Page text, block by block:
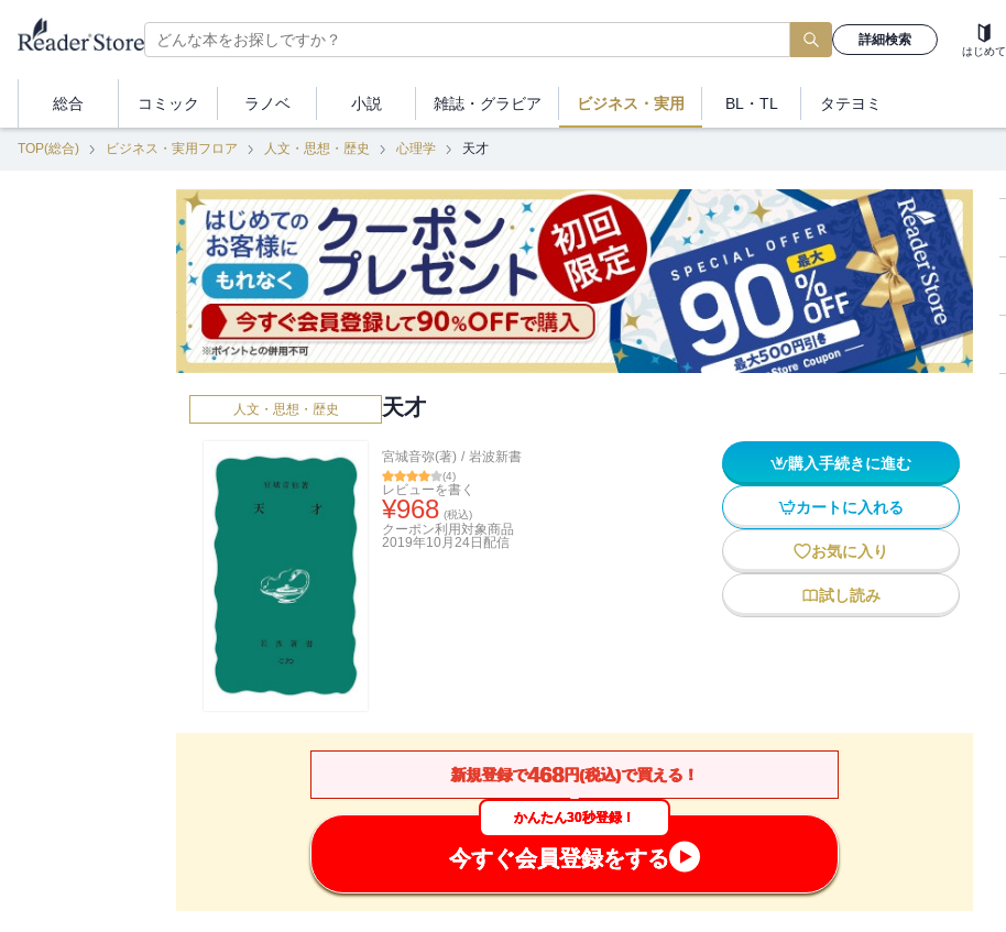
詳細検索
はじめて
総合 コミック ラノベ 小説 雑誌・ グラビア ビジネス ・実用 BL・TL タテヨミ
TOP(総合) ビジネス・実用フロア 人文・思想・歴史 心理学 天才
人文・思想・歴史 天才
宮城音弥(著) / 岩波新書
(4)
レビューを書く
¥968 (税込)
クーポン利用対象商品
2019年10月24日 配信
購入手続きに進む
カートに入れる
お気に入り
試し読み
新規登録で468円(税込)で買える！
かんたん30秒登録！
今すぐ会員登録をする